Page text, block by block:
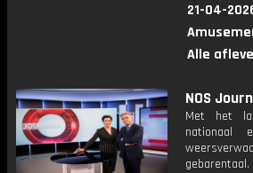
21-04-
Alle
NOS
Met het
nationaal
gebarentaal.